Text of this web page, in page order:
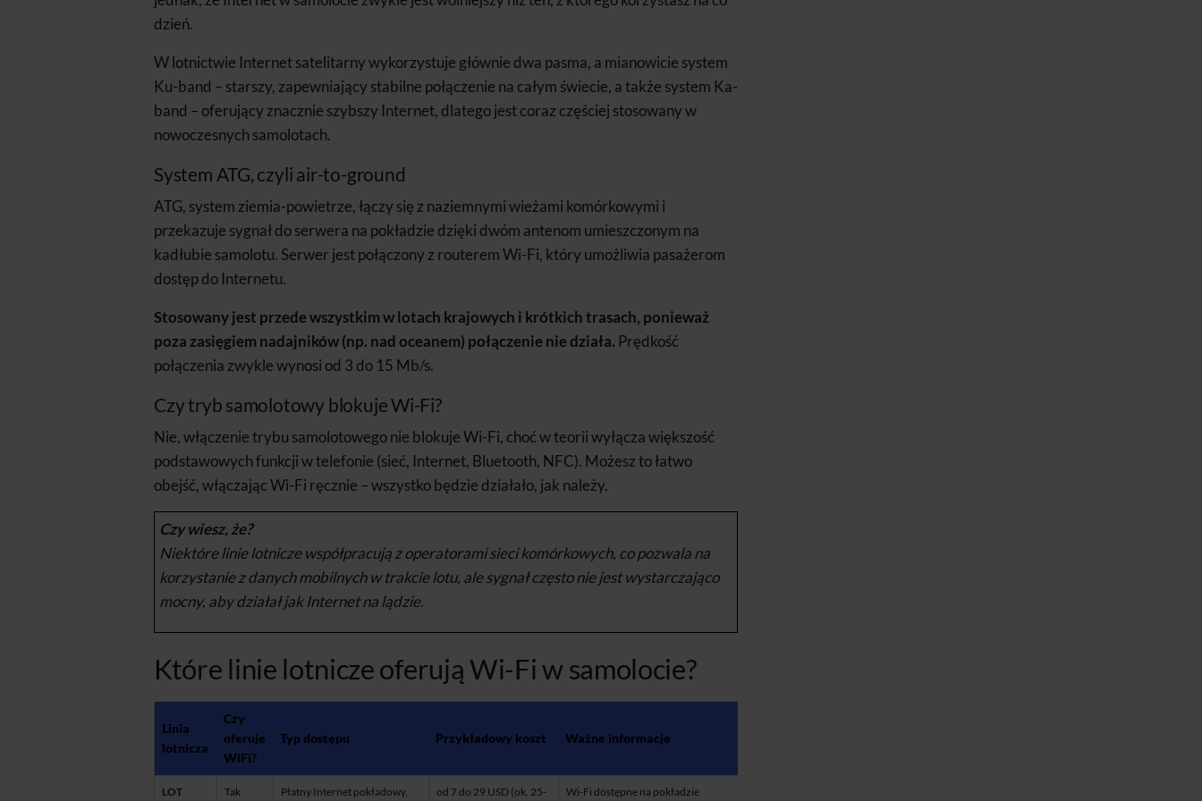
dzień.
W lotnictwie Internet satelitarny wykorzystuje głównie dwa pasma, a mianowicie system
Ku-band – starszy, zapewniający stabilne połączenie na całym świecie, a także system Ka-
band – oferujący znacznie szybszy Internet, dlatego jest coraz częściej stosowany w
nowoczesnych samolotach.
System ATG, czyli air-to-ground
ATG, system ziemia-powietrze, łączy się z naziemnymi wieżami komórkowymi i
przekazuje sygnał do serwera na pokładzie dzięki dwóm antenom umieszczonym na
kadłubie samolotu. Serwer jest połączony z routerem Wi-Fi, który umożliwia pasażerom
dostęp do Internetu.
Stosowany jest przede wszystkim w lotach krajowych i krótkich trasach, ponieważ
poza zasięgiem nadajników (np. nad oceanem) połączenie nie działa. Prędkość
połączenia zwykle wynosi od 3 do 15 Mb/s.
Czy tryb samolotowy blokuje Wi-Fi?
Nie, włączenie trybu samolotowego nie blokuje Wi-Fi, choć w teorii wyłącza większość
podstawowych funkcji w telefonie (sieć, Internet, Bluetooth, NFC). Możesz to łatwo
obejść, włączając Wi-Fi ręcznie – wszystko będzie działało, jak należy.
Czy wiesz, że?
Niektóre linie lotnicze współpracują z operatorami sieci komórkowych, co pozwala na
korzystanie z danych mobilnych w trakcie lotu, ale sygnał często nie jest wystarczająco
mocny, aby działał jak Internet na lądzie.
Które linie lotnicze oferują Wi-Fi w samolocie?
Linia
lotnicza
Czy
oferuje
WiFi?
Typ dostępu Przykładowy koszt Ważne informacje
LOT Tak Płatny Internet pokładowy, od 7 do 29 USD (ok. 25- Wi-Fi dostępne na pokładzie